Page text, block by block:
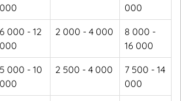
000
000
6 000 - 12
000
2 000 - 4 000
8 000 -
16 000
5 000 - 10
000
2 500 - 4 000
7 500 - 14
000